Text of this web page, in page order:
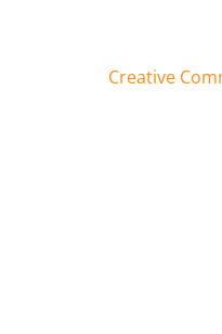
Creative